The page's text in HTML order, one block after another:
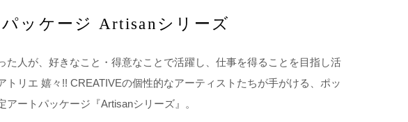
パッケージ Artisanシリーズ
た人が、好きなこと・得意なことで活躍し、仕事を得ることを目指し活
トリエ 嬉々!! CREATIVEの個性的なアーティストたちが手がける、ポッ
アートパッケージ『Artisanシリーズ』。